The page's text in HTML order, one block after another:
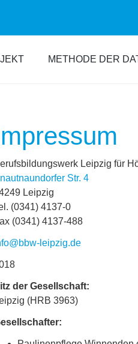
METHODE DER
Leipzig für
Str. 4
Leipzig
(0341) 4137-0
(0341) 4137-488
leipzig.de
der Gesellschaft:
(HRB 3963)